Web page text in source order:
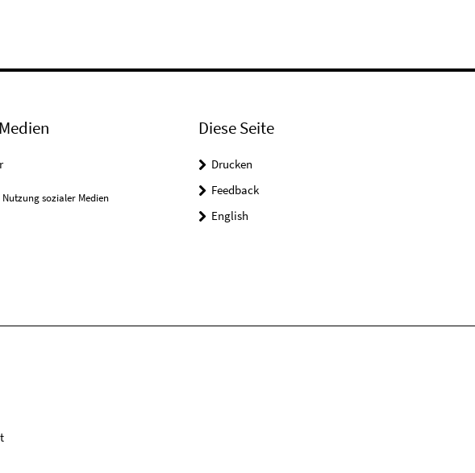
Nutzung sozialer Medien
Diese Seite
Drucken
Feedback
English